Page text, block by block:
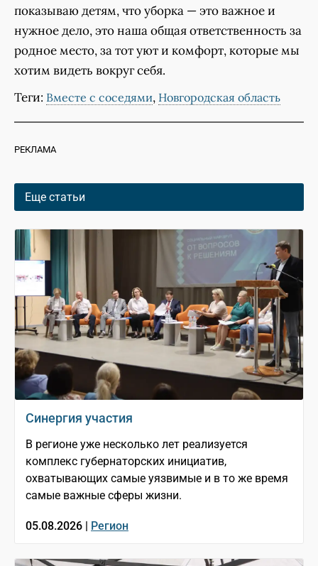
показываю детям, что уборка — это важное и
нужное дело, это наша общая ответственность за
родное место, за тот уют и комфорт, которые мы
хотим видеть вокруг себя.
Теги: Вместе с соседями, Новгородская область
РЕКЛАМА
Еще статьи
Синергия участия
В регионе уже несколько лет реализуется
комплекс губернаторских инициатив,
охватывающих самые уязвимые и в то же время
самые важные сферы жизни.
05.08.2026 | Регион